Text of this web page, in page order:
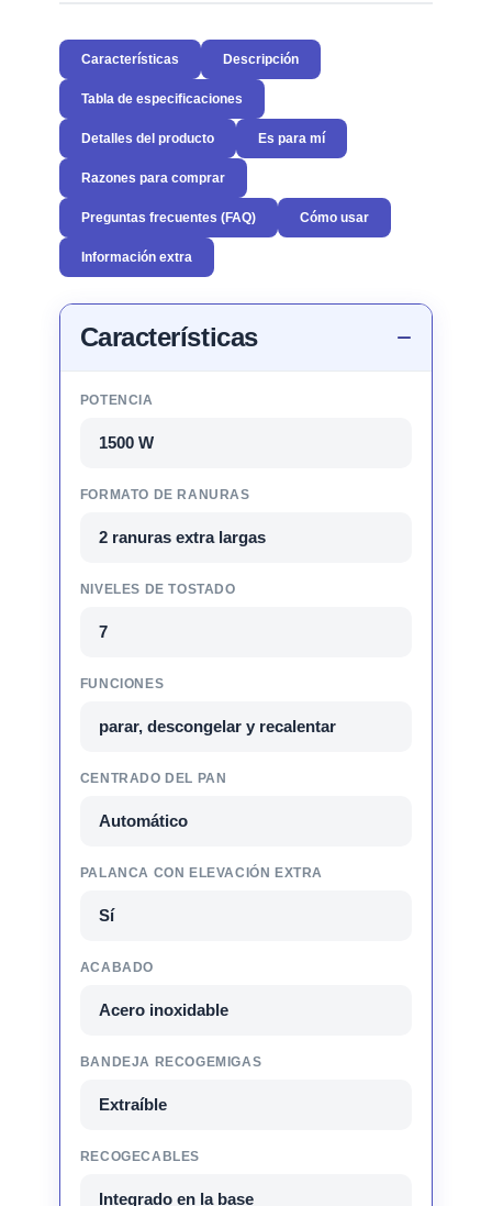
Características Descripción
Tabla de especificaciones
Detalles del producto Es para mí
Razones para comprar
Preguntas frecuentes (FAQ) Cómo usar
Información extra
Características
POTENCIA
1500 W
FORMATO DE RANURAS
2 ranuras extra largas
NIVELES DE TOSTADO
7
FUNCIONES
parar, descongelar y recalentar
CENTRADO DEL PAN
Automático
PALANCA CON ELEVACIÓN EXTRA
Sí
ACABADO
Acero inoxidable
BANDEJA RECOGEMIGAS
Extraíble
RECOGECABLES
Integrado en la base